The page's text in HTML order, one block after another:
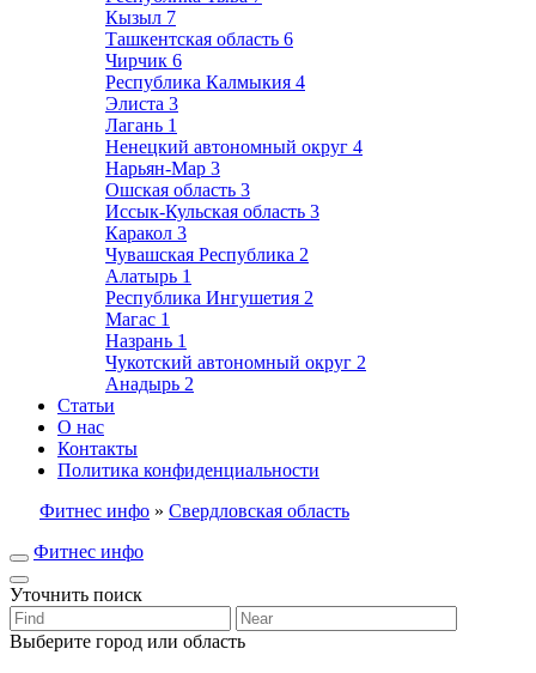
Кызыл 7
Ташкентская область 6
Чирчик 6
Республика Калмыкия 4
Элиста 3
Лагань 1
Ненецкий автономный округ 4
Нарьян-Мар 3
Ошская область 3
Иссык-Кульская область 3
Каракол 3
Чувашская Республика 2
Алатырь 1
Республика Ингушетия 2
Магас 1
Назрань 1
Чукотский автономный округ 2
Анадырь 2
Статьи
О нас
Контакты
Политика конфиденциальности
Фитнес инфо » Свердловская область
Фитнес инфо
Уточнить поиск
Выберите город или область